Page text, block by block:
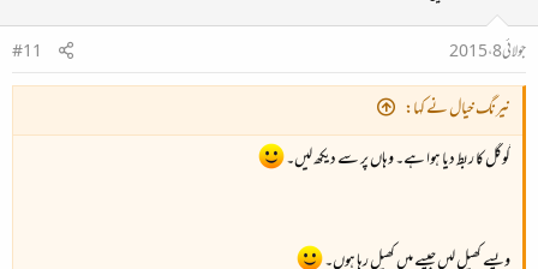
جولائی 8، 2015
#11
نیرنگ خیال نے کہا:
گوگل کا ربط دیا ہوا ہے۔ وہاں پر سے دیکھ لیں۔
ویسے کھیل لیں جیسے میں کھیل رہا ہوں۔